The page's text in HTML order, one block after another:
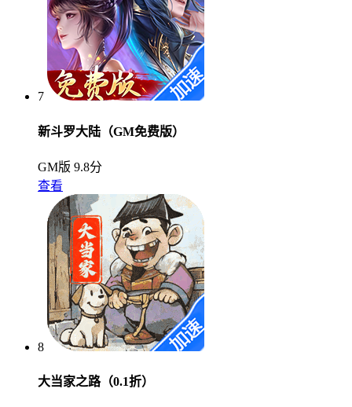
7
新斗罗大陆（GM免费版）
GM版 9.8分
查看
8
大当家之路（0.1折）